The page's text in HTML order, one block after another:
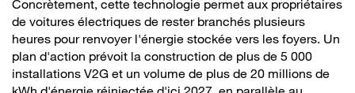
Concrètement, cette technologie permet aux propriétaires
de voitures électriques de rester branchés plusieurs
heures pour renvoyer l'énergie stockée vers les foyers. Un
plan d'action prévoit la construction de plus de 5 000
installations V2G et un volume de plus de 20 millions de